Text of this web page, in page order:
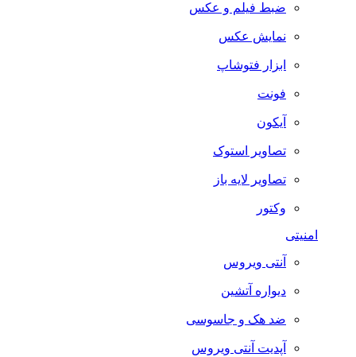
ضبط فيلم و عكس
نمایش عکس
ابزار فتوشاپ
فونت
آیکون
تصاویر استوک
تصاویر لایه باز
وکتور
امنیتی
آنتی ویروس
دیواره آتشین
ضد هک و جاسوسی
آپدیت آنتی ویروس